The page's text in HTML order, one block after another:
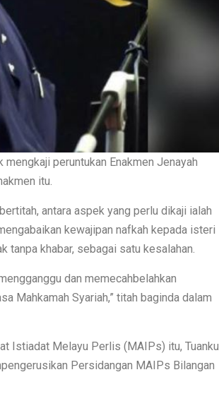
peruntukan Enakmen Jenayah
itu.
antara aspek yang perlu dikaji ialah
kewajipan nafkah kepada isteri
tanpa khabar, sebagai satu kesalahan.
dan memecahbelahkan
Mahkamah Syariah,” titah baginda dalam
Istiadat Melayu Perlis (MAIPs) itu, Tuanku
Persidangan MAIPs Bilangan